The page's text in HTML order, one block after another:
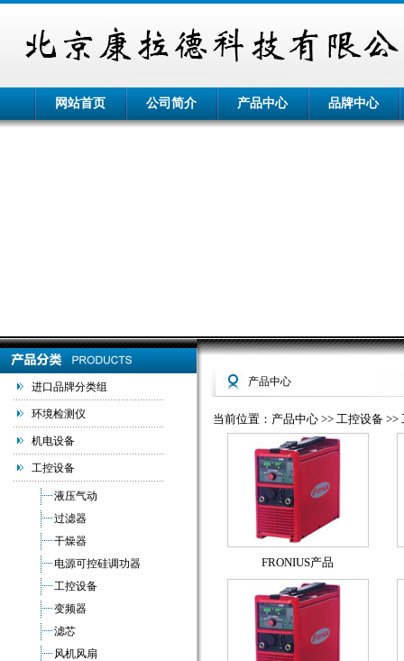
网站首页 公司简介 产品中心 品牌中心
进口品牌分类组
环境检测仪
机电设备
工控设备
液压气动
过滤器
干燥器
电源可控硅调功器
工控设备
变频器
滤芯
风机风扇
产品中心
当前位置：产品中心 >> 工控设备 >>
FRONIUS产品